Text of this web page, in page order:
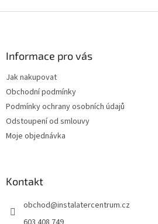
Informace pro vás
Jak nakupovat
Obchodní podmínky
Podmínky ochrany osobních údajů
Odstoupení od smlouvy
Moje objednávka
Kontakt
obchod@instalatercentrum.cz